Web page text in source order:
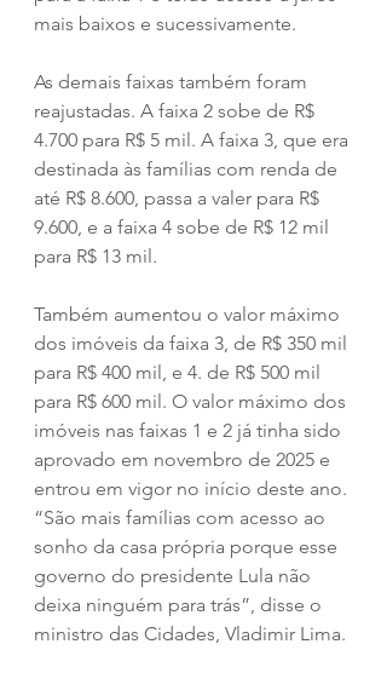
mais baixos e sucessivamente.
As demais faixas também foram
reajustadas. A faixa 2 sobe de R$
4.700 para R$ 5 mil. A faixa 3, que era
destinada às famílias com renda de
até R$ 8.600, passa a valer para R$
9.600, e a faixa 4 sobe de R$ 12 mil
para R$ 13 mil.
Também aumentou o valor máximo
dos imóveis da faixa 3, de R$ 350 mil
para R$ 400 mil, e 4. de R$ 500 mil
para R$ 600 mil. O valor máximo dos
imóveis nas faixas 1 e 2 já tinha sido
aprovado em novembro de 2025 e
entrou em vigor no início deste ano.
“São mais famílias com acesso ao
sonho da casa própria porque esse
governo do presidente Lula não
deixa ninguém para trás”, disse o
ministro das Cidades, Vladimir Lima.